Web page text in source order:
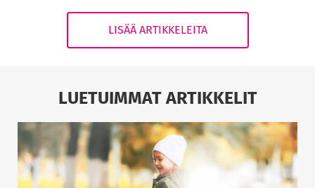
LISÄÄ ARTIKKELEITA
LUETUIMMAT ARTIKKELIT